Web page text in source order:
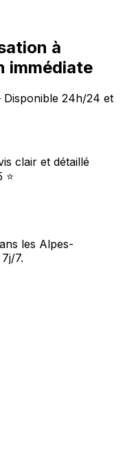
à
immédiate
Disponible 24h/24 et
clair et détaillé
les Alpes-
7.